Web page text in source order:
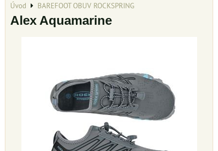
Úvod BAREFOOT OBUV ROCKSPRING
Alex Aquamarine